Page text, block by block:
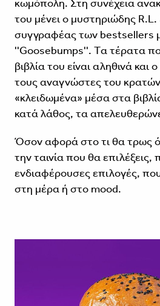
κωμόπολη. Στη συνέχεια
του μένει ο μυστηριώδης
συγγραφέας των bestsellers
''Goosebumps''. Tα τέρατα
βιβλία του είναι αληθινά και
τους αναγνώστες του
«κλειδωμένα» μέσα στα
κατά λάθος, τα
Όσον αφορά στο τι θα τρως
την ταινία που θα
ενδιαφέρουσες επιλογές, που
στη μέρα ή στο mood.